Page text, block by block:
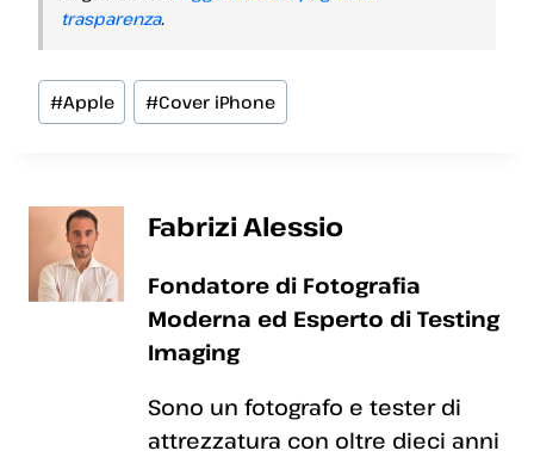
trasparenza.
Tag
articolo:
#Apple #Cover iPhone
Fabrizi Alessio
Fondatore di Fotografia
Moderna ed Esperto di Testing
Imaging
Sono un fotografo e tester di
attrezzatura con oltre dieci anni